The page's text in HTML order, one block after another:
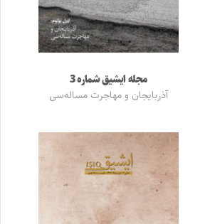
مجله ایشیق شماره 3
آذربایجان و مهاجرت مساله‌سی